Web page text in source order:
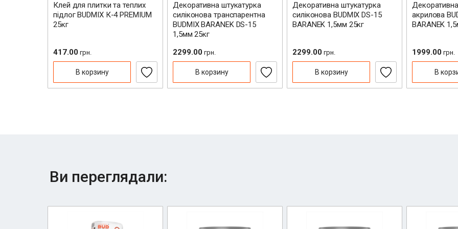
Блок
Недоліки
Блок
Клей для плитки та теплих
підлог BUDMIX К-4 PREMIUM
25кг
417.00 грн.
В корзину
Декоративна штукатурка
силіконова транспарентна
BUDMIX BARANEK DS-15
1,5мм 25кг
2299.00 грн.
В корзину
Декоративна штукатурка
силіконова BUDMIX DS-15
BARANEK 1,5мм 25кг
2299.00 грн.
В корзину
акрилова
BARANEK
1999.00 грн.
В
Ви переглядали: